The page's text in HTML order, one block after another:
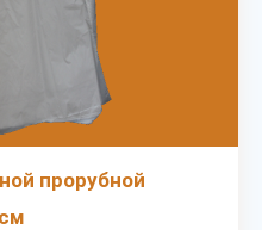
прорубной